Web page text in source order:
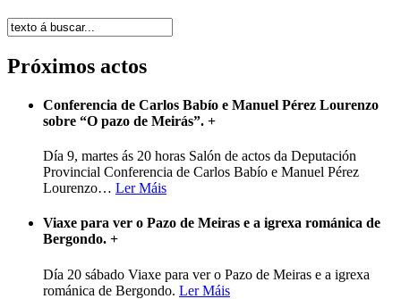
Próximos actos
Conferencia de Carlos Babío e Manuel Pérez Lourenzo
sobre “O pazo de Meirás”. +
Día 9, martes ás 20 horas Salón de actos da Deputación
Provincial Conferencia de Carlos Babío e Manuel Pérez
Lourenzo… Ler Máis
Viaxe para ver o Pazo de Meiras e a igrexa románica de
Bergondo. +
Día 20 sábado Viaxe para ver o Pazo de Meiras e a igrexa
románica de Bergondo. Ler Máis